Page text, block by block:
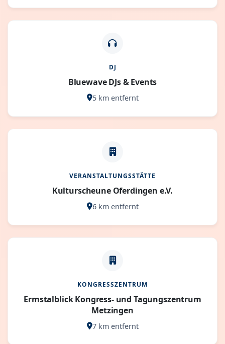
DJ
Bluewave DJs & Events
5 km entfernt
VERANSTALTUNGSSTÄTTE
Kulturscheune Oferdingen e.V.
6 km entfernt
KONGRESSZENTRUM
Ermstalblick Kongress- und Tagungszentrum
Metzingen
7 km entfernt